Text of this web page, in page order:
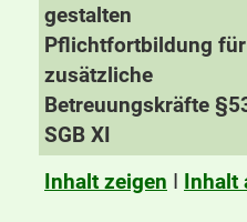
gestalten
Pflichtfortbildung für
zusätzliche
Betreuungskräfte
SGB XI
Inhalt zeigen I Inhalt